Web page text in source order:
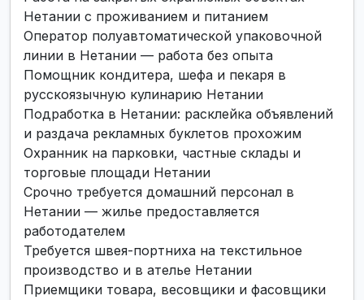
Нетании с проживанием и питанием
Оператор полуавтоматической упаковочной
линии в Нетании — работа без опыта
Помощник кондитера, шефа и пекаря в
русскоязычную кулинарию Нетании
Подработка в Нетании: расклейка объявлений
и раздача рекламных буклетов прохожим
Охранник на парковки, частные склады и
торговые площади Нетании
Срочно требуется домашний персонал в
Нетании — жилье предоставляется
работодателем
Требуется швея-портниха на текстильное
производство и в ателье Нетании
Приемщики товара, весовщики и фасовщики